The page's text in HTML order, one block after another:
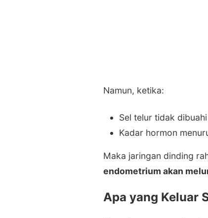
Namun, ketika:
Sel telur tidak dibuahi
Kadar hormon
Maka jaringan dinding
endometrium akan
Apa yang Keluar